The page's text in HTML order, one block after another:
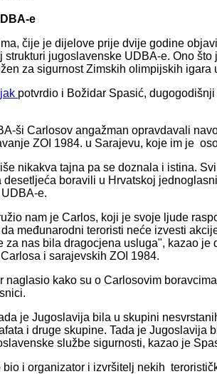
e
čije je dijelove prije dvije godine
jugoslavenske UDBA-e. Ono
za sigurnost Zimskih olimpijskih igara
potvrdio i Božidar Spasić,
ši Carlosov angažman opravdavali
ZOI 1984. u Sarajevu, koje im je
nikakva tajna pa se doznala i istina.
boravili u Hrvatskoj
e.
nam je Carlos, koji je svoje ljude
međunarodni teroristi neće izvesti
za nas bila dragocjena usluga", kazao
i sarajevskih ZOI 1984.
naglasio kako su o Carlosovim
je Jugoslavija bila u skupini
i druge skupine. Tada je Jugoslavija
službe sigurnosti, kazao je
i organizator i izvršitelj nekih